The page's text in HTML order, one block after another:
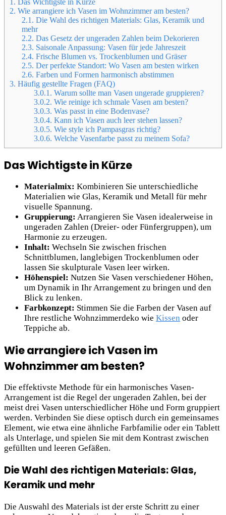
2. Wie arrangiere ich Vasen im Wohnzimmer am besten?
2.1. Die Wahl des richtigen Materials: Glas, Keramik und
mehr
2.2. Das Gesetz der ungeraden Zahlen beim Dekorieren
2.3. Saisonale Anpassung: Vasen für jede Jahreszeit
2.4. Frische Blumen vs. Trockenblumen und Gräser
2.5. Der perfekte Standort: Wo Vasen am besten wirken
2.6. Farben und Formen harmonisch abstimmen
3. Häufig gestellte Fragen (FAQ)
3.0.1. Warum sollte man Vasen ungerade gruppieren?
3.0.2. Wie reinige ich schmale Vasen am besten?
3.0.3. Was passt in eine Bodenvase?
3.0.4. Kann ich Vasen auch leer stehen lassen?
3.0.5. Wie style ich Pampasgras richtig?
3.0.6. Welche Vasenfarbe passt zu meinem Sofa?
Das Wichtigste in Kürze
Materialmix: Kombinieren Sie unterschiedliche
Materialien wie Glas, Keramik und Metall für mehr
visuelle Spannung.
Gruppierung: Arrangieren Sie Vasen idealerweise in
ungeraden Zahlen (Dreier- oder Fünfergruppen), um
Harmonie zu erzeugen.
Inhalt: Wechseln Sie zwischen frischen
Schnittblumen, langlebigen Trockenblumen oder
lassen Sie skulpturale Vasen leer wirken.
Höhenspiel: Nutzen Sie Vasen verschiedener Höhen,
um Dynamik in Ihr Arrangement zu bringen und den
Blick zu lenken.
Farbkonzept: Stimmen Sie die Farben der Vasen auf
Ihre restliche Wohnzimmerdeko wie Kissen oder
Teppiche ab.
Wie arrangiere ich Vasen im
Wohnzimmer am besten?
Die effektivste Methode für ein harmonisches Vasen-
Arrangement ist die Regel der ungeraden Zahlen, bei der
meist drei Vasen unterschiedlicher Höhe und Form gruppiert
werden. Verbinden Sie diese optisch durch ein gemeinsames
Element, wie etwa eine ähnliche Farbfamilie oder ein Tablett
als Unterlage, und spielen Sie mit dem Kontrast zwischen
gefüllten und leeren Gefäßen.
Die Wahl des richtigen Materials: Glas,
Keramik und mehr
Die Auswahl des Materials ist der erste Schritt zu einer